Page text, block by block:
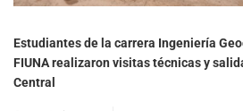
Estudiantes de la carrera Ingeniería
FIUNA realizaron visitas técnicas y
Central